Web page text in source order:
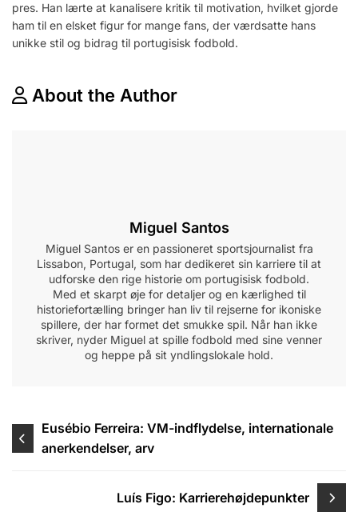
pres. Han lærte at kanalisere kritik til motivation, hvilket gjorde
ham til en elsket figur for mange fans, der værdsatte hans
unikke stil og bidrag til portugisisk fodbold.
About the Author
Miguel Santos
Miguel Santos er en passioneret sportsjournalist fra
Lissabon, Portugal, som har dedikeret sin karriere til at
udforske den rige historie om portugisisk fodbold.
Med et skarpt øje for detaljer og en kærlighed til
historiefortælling bringer han liv til rejserne for ikoniske
spillere, der har formet det smukke spil. Når han ikke
skriver, nyder Miguel at spille fodbold med sine venner
og heppe på sit yndlingslokale hold.
Post
navigation
Eusébio Ferreira: VM-indflydelse, internationale
anerkendelser, arv
Luís Figo: Karrierehøjdepunkter